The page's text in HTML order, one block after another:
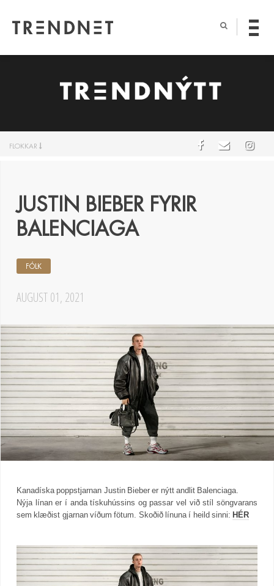
FLOKKAR
JUSTIN BIEBER FYRIR
BALENCIAGA
AUGUST 01, 2021
FÓLK
Kanadíska poppstjarnan Justin Bieber er nýtt andlit Balenciaga.
Nýja línan er í anda tískuhússins og passar vel við stíl söngvarans
sem klæðist gjarnan víðum fötum. Skoðið línuna í heild sinni: HÉR